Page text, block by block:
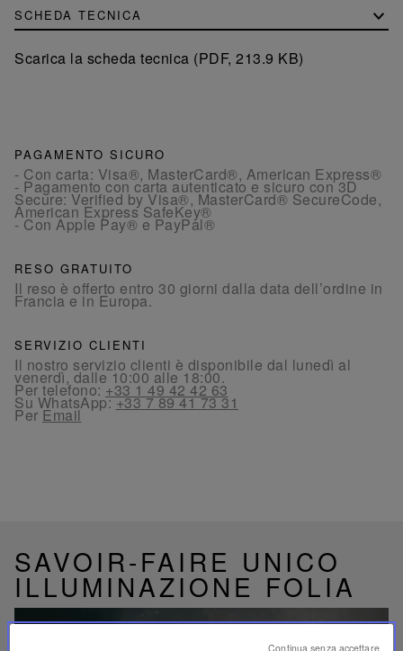
SCHEDA TECNICA
Scarica la scheda tecnica (PDF, 213.9 KB)
PAGAMENTO SICURO
- Con carta: Visa®, MasterCard®, American Express®
- Pagamento con carta autenticato e sicuro con 3D
Secure: Verified by Visa®, MasterCard® SecureCode,
American Express SafeKey®
- Con Apple Pay® e PayPal®
RESO GRATUITO
Il reso è offerto entro 30 giorni dalla data dell’ordine in
Francia e in Europa.
SERVIZIO CLIENTI
Il nostro servizio clienti è disponibile dal lunedì al
venerdì, dalle 10:00 alle 18:00.
Per telefono:+33 1 49 42 42 63
Su WhatsApp:+33 7 89 41 73 31
PerEmail
SAVOIR-FAIRE UNICO
ILLUMINAZIONE FOLIA
Continua senza accettare